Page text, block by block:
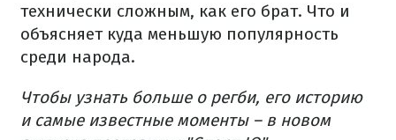
технически сложным, как его брат. Что и
объясняет куда меньшую популярность
среди народа.
Чтобы узнать больше о регби, его историю
и самые известные моменты – в новом